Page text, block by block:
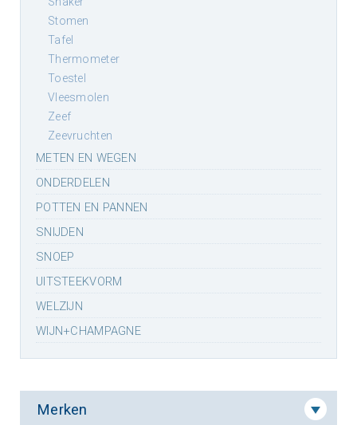
stomen
tafel
thermometer
toestel
vleesmolen
zeef
zeevruchten
METEN EN WEGEN
ONDERDELEN
POTTEN EN PANNEN
SNIJDEN
SNOEP
UITSTEEKVORM
WELZIJN
WIJN+CHAMPAGNE
Merken